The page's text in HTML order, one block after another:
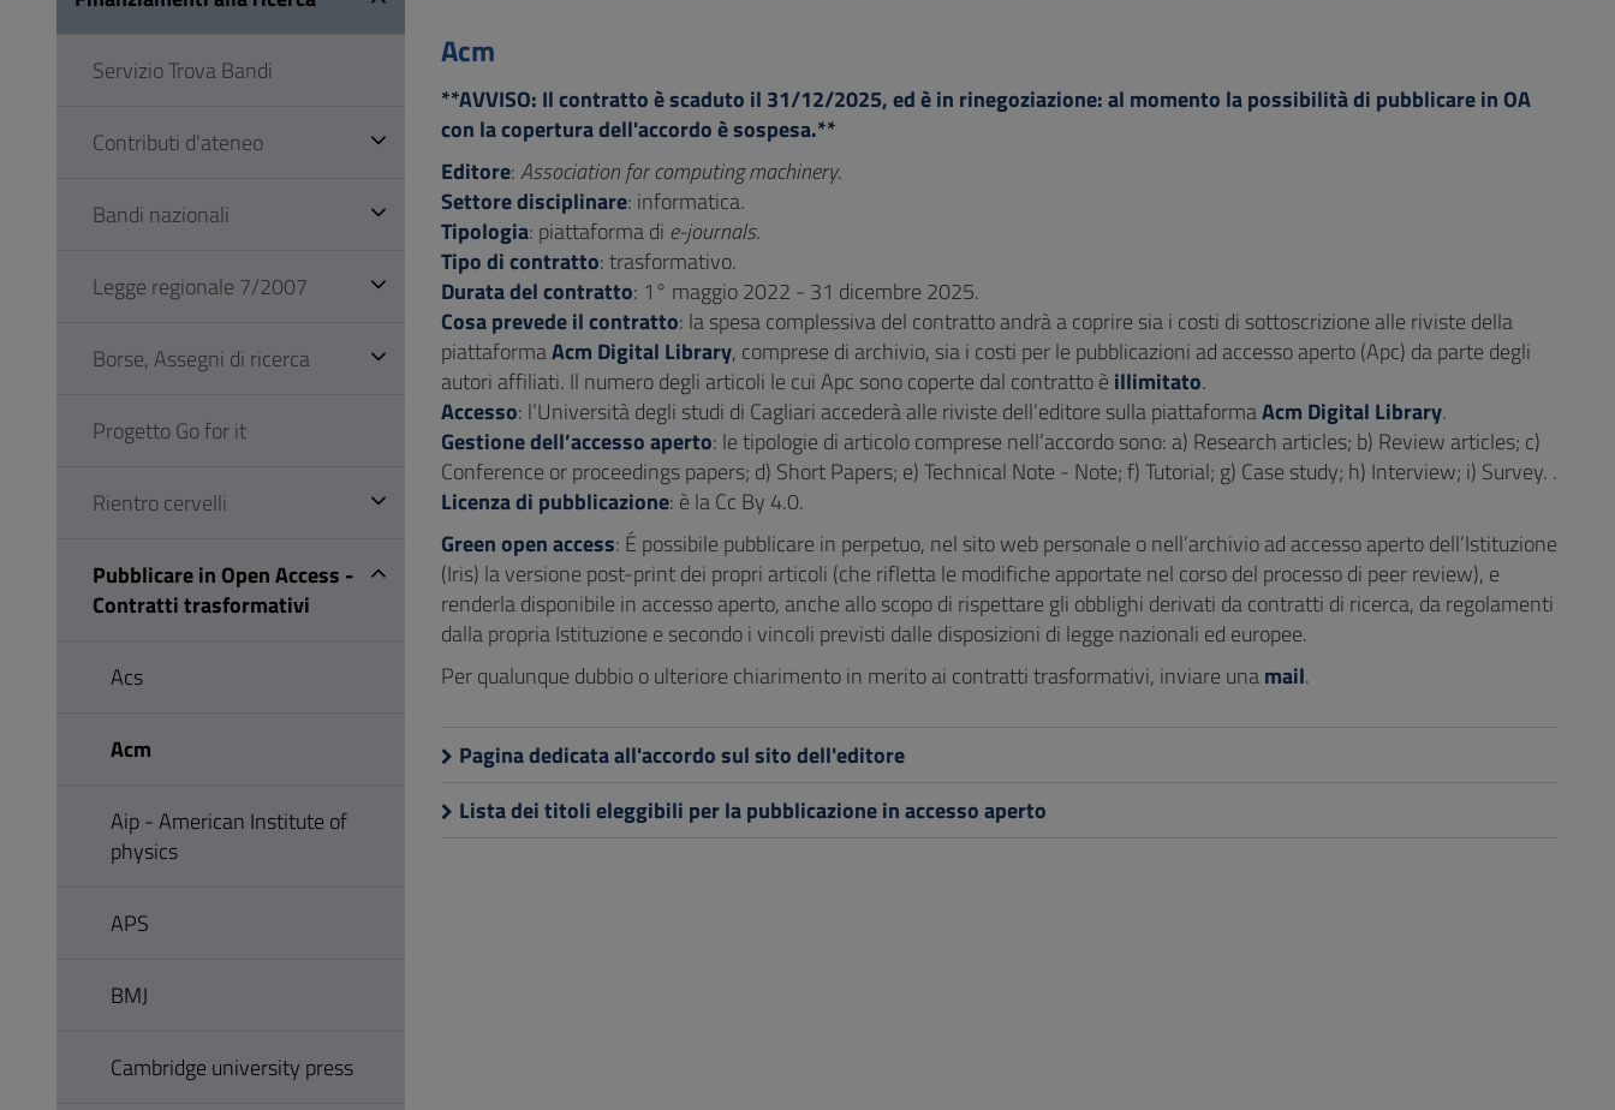
Acm
**AVVISO: Il contratto è scaduto il 31/12/2025, ed è in rinegoziazione: al momento la possibilità di pubblicare in OA
con la copertura dell'accordo è sospesa.**
Editore:Association for computing machinery.
Settore disciplinare: informatica.
Tipologia: piattaforma di e-journals.
Tipo di contratto: trasformativo.
Durata del contratto: 1° maggio 2022 - 31 dicembre 2025.
Cosa prevede il contratto: la spesa complessiva del contratto andrà a coprire sia i costi di sottoscrizione alle riviste della
piattaformaAcm Digital Library, comprese di archivio, sia i costi per le pubblicazioni ad accesso aperto (Apc) da parte degli
autori affiliati. Il numero degli articoli le cui Apc sono coperte dal contratto è illimitato.
Accesso: l’Università degli studi di Cagliari accederà alle riviste dell’editore sulla piattaformaAcm Digital Library.
Gestione dell’accesso aperto: le tipologie di articolo comprese nell’accordo sono: a) Research articles; b) Review articles; c)
Conference or proceedings papers; d) Short Papers; e) Technical Note - Note; f) Tutorial; g) Case study; h) Interview; i) Survey. .
Licenza di pubblicazione: è la Cc By 4.0.
Green open access: É possibile pubblicare in perpetuo, nel sito web personale o nell’archivio ad accesso aperto dell’Istituzione
(Iris) la versione post-print dei propri articoli (che rifletta le modifiche apportate nel corso del processo di peer review), e
renderla disponibile in accesso aperto, anche allo scopo di rispettare gli obblighi derivati da contratti di ricerca, da regolamenti
dalla propria Istituzione e secondo i vincoli previsti dalle disposizioni di legge nazionali ed europee.
Per qualunque dubbio o ulteriore chiarimento in merito ai contratti trasformativi, inviare unamail.
Pagina dedicata all'accordo sul sito dell'editore
Lista dei titoli eleggibili per la pubblicazione in accesso aperto
Servizio Trova Bandi
Contributi d'ateneo
Bandi nazionali
Legge regionale 7/2007
Borse, Assegni di ricerca
Progetto Go for it
Rientro cervelli
Pubblicare in Open Access -
Contratti trasformativi
Acs
Acm
Aip - American Institute of
physics
APS
BMJ
Cambridge university press